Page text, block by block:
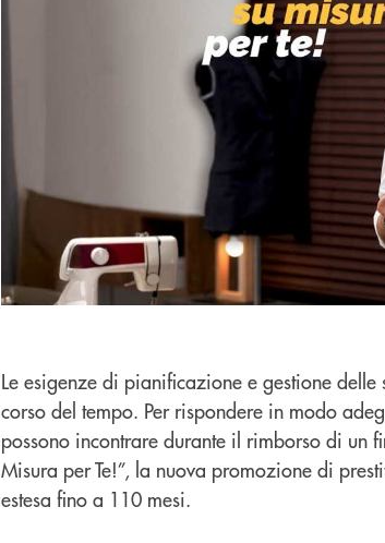
Le esigenze di pianificazione e gestione
corso del tempo. Per rispondere in modo
possono incontrare durante il rimborso di un
Misura per Te!”, la nuova promozione di
estesa fino a 110 mesi.